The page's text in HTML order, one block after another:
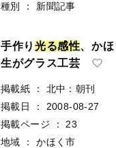
種別
： 新聞記事
手作り 光る感性、か
生がグラス工芸
掲載紙 ：
北中：朝刊
掲載日
：
2008-08-27
掲載ページ
：
23
地域
：
かほく市